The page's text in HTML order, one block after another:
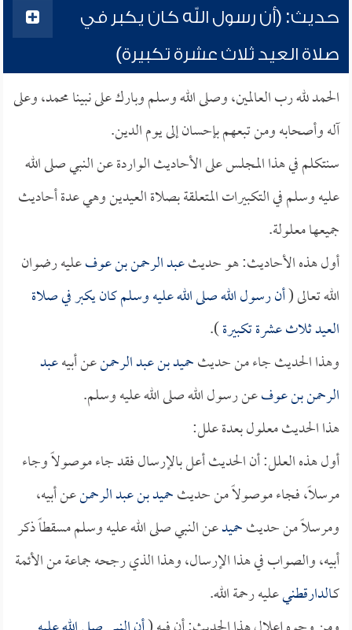
حديث: (أن رسول الله كان يكبر في
صلاة العيد ثلاث عشرة تكبيرة)
الحمد لله رب العالمين، وصلى الله وسلم وبارك على نبينا محمد، وعلى
آله وأصحابه ومن تبعهم بإحسان إلى يوم الدين.
سنتكلم في هذا المجلس على الأحاديث الواردة عن النبي صلى الله
عليه وسلم في التكبيرات المتعلقة بصلاة العيدين وهي عدة أحاديث
جميعها معلولة.
أول هذه الأحاديث: هو حديثعبد الرحمن بن عوفعليه رضوان
الله تعالى (أن رسول الله صلى الله عليه وسلم كان يكبر في صلاة
العيد ثلاث عشرة تكبيرة).
وهذا الحديث جاء من حديثحميد بن عبد الرحمنعن أبيهعبد
الرحمن بن عوفعن رسول الله صلى الله عليه وسلم.
هذا الحديث معلول بعدة علل:
أول هذه العلل: أن الحديث أعل بالإرسال فقد جاء موصولاً وجاء
مرسلاً، فجاء موصولاً من حديثحميد بن عبد الرحمنعن أبيه،
ومرسلاً من حديثحميدعن النبي صلى الله عليه وسلم مسقطاً ذكر
أبيه، والصواب في هذا الإرسال، وهذا الذي رجحه جماعة من الأئمة
كـالدارقطنيعليه رحمة الله.